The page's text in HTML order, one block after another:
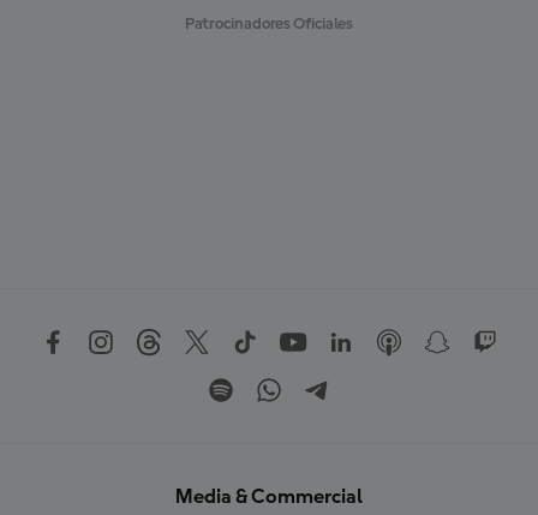
Patrocinadores Oficiales
Media & Commercial